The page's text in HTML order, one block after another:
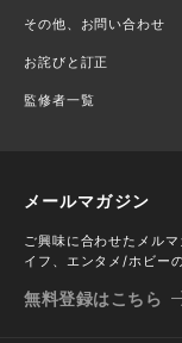
その他、お問い合わせ
お詫びと訂正
監修者一覧
メールマガジン
ご興味に合わせたメル
イフ、エンタメ/ホビー
無料登録はこちら